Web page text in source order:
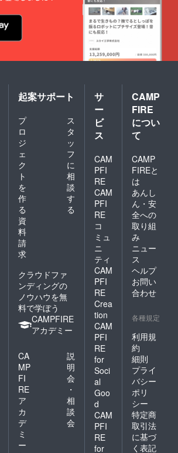
起案サポート
プ
ロ
ジ
ェ
ク
ト
を
作
る
ス
タ
ッ
フ
に
相
談
す
る
資
料
請
求
クラウドファ
ンディングの
ノウハウを無
料で学ぼう
CAMPFIRE
アカデミー
CA
MP
FI
RE
ア
カ
デ
ミ
ー
説
明
会
・
相
談
会
サ
ー
ビ
ス
CAM
PFI
RE
CAM
PFI
RE
コ
ミュ
ニ
ティ
CAM
PFI
RE
Crea
tion
CAM
PFI
RE
for
Soci
al
Goo
d
CAM
PFI
RE
for
CAMP
FIRE
につい
て
CAMP
FIREと
は
あんし
ん・安
全への
取り組
み
ニュー
ス
ヘルプ
お問い
合わせ
各種規定
利用規
約
細則
プライ
バシー
ポリ
シー
特定商
取引法
に基づ
く表記